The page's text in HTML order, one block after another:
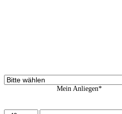
Mein Anliegen*